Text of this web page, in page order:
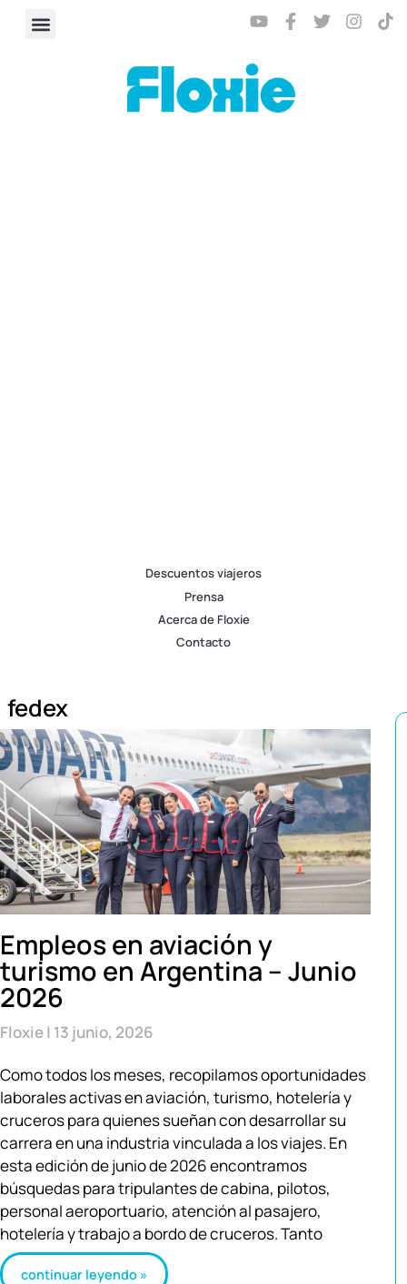
Descuentos viajeros
Prensa
Acerca de Floxie
Contacto
fedex
Empleos en aviación y
turismo en Argentina – Junio
2026
Floxie 13 junio, 2026
Como todos los meses, recopilamos oportunidades
laborales activas en aviación, turismo, hotelería y
cruceros para quienes sueñan con desarrollar su
carrera en una industria vinculada a los viajes. En
esta edición de junio de 2026 encontramos
búsquedas para tripulantes de cabina, pilotos,
personal aeroportuario, atención al pasajero,
hotelería y trabajo a bordo de cruceros. Tanto
continuar leyendo »